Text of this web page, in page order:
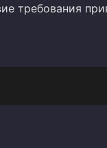
требования